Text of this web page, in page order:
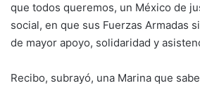
que todos queremos, un México de
social, en que sus Fuerzas Armadas
de mayor apoyo, solidaridad y
Recibo, subrayó, una Marina que